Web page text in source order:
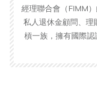
經理聯合會（FIMM
私人退休金顧問、理
槓一族，擁有國際認